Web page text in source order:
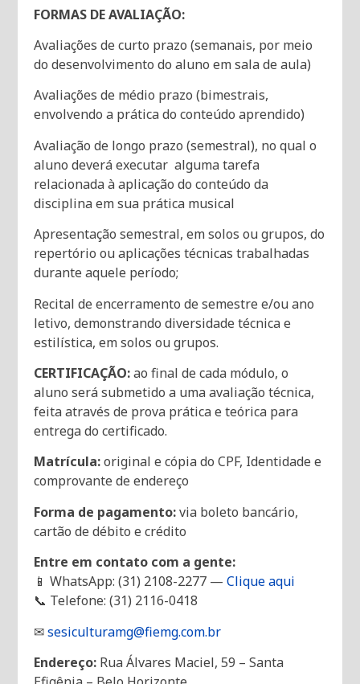
FORMAS DE AVALIAÇÃO:
Avaliações de curto prazo (semanais, por meio
do desenvolvimento do aluno em sala de aula)
Avaliações de médio prazo (bimestrais,
envolvendo a prática do conteúdo aprendido)
Avaliação de longo prazo (semestral), no qual o
aluno deverá executar alguma tarefa
relacionada à aplicação do conteúdo da
disciplina em sua prática musical
Apresentação semestral, em solos ou grupos, do
repertório ou aplicações técnicas trabalhadas
durante aquele período;
Recital de encerramento de semestre e/ou ano
letivo, demonstrando diversidade técnica e
estilística, em solos ou grupos.
CERTIFICAÇÃO:ao final de cada módulo, o
aluno será submetido a uma avaliação técnica,
feita através de prova prática e teórica para
entrega do certificado.
Matrícula:original e cópia do CPF, Identidade e
comprovante de endereço
Forma de pagamento:via boleto bancário,
cartão de débito e crédito
Entre em contato com a gente:
📱 WhatsApp: (31) 2108-2277 —Clique aqui
📞 Telefone: (31) 2116-0418
✉sesiculturamg@fiemg.com.br
Endereço: Rua Álvares Maciel, 59 – Santa